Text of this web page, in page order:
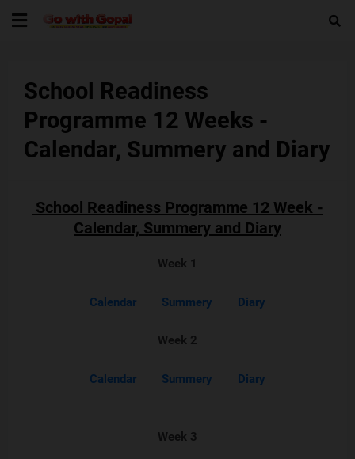
School Readiness
Programme 12 Weeks -
Calendar, Summery and Diary
School Readiness Programme 12 Week -
Calendar, Summery and Diary
Week 1
Calendar Summery Diary
Week 2
Calendar Summery Diary
Week 3